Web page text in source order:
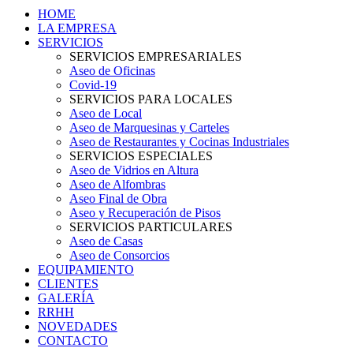
HOME
LA EMPRESA
SERVICIOS
SERVICIOS EMPRESARIALES
Aseo de Oficinas
Covid-19
SERVICIOS PARA LOCALES
Aseo de Local
Aseo de Marquesinas y Carteles
Aseo de Restaurantes y Cocinas Industriales
SERVICIOS ESPECIALES
Aseo de Vidrios en Altura
Aseo de Alfombras
Aseo Final de Obra
Aseo y Recuperación de Pisos
SERVICIOS PARTICULARES
Aseo de Casas
Aseo de Consorcios
EQUIPAMIENTO
CLIENTES
GALERÍA
RRHH
NOVEDADES
CONTACTO